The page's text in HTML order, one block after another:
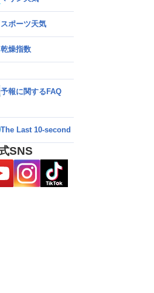
】来週は北日本や東日
説（7日16時更新）
スポーツ天気
乾燥指数
予報に関するFAQ
The Last 10-second
SNS